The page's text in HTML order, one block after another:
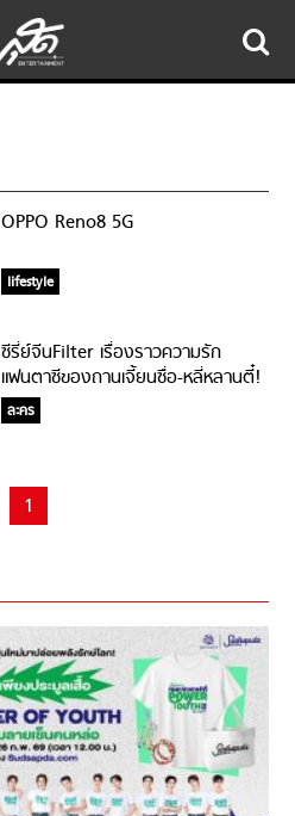
OPPO Reno8 5G
lifestyle
ซีรี่ย์จีนFilter เรื่องราวความรัก
แฟนตาซีของถานเจี้ยนซื่อ-หลี่หลานตี๋!
ละคร
1